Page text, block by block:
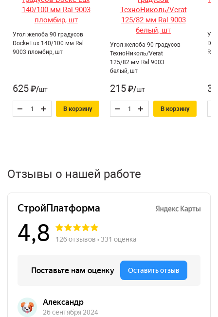
Угол желоба 90 градусов
Docke Lux 140/100 мм Ral
9003 пломбир, шт
625 ₽/шт
В корзину
Угол желоба 90 градусов
ТехноНиколь/Verat
125/82 мм Ral 9003
белый, шт
215 ₽/шт
В корзину
Отзывы о нашей работе